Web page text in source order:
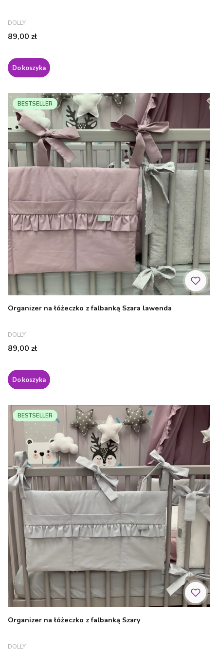
PRODUCENT
DOLLY
Cena
89,00 zł
Do koszyka
BESTSELLER
Organizer na łóżeczko z falbanką Szara lawenda
PRODUCENT
DOLLY
Cena
89,00 zł
Do koszyka
BESTSELLER
Organizer na łóżeczko z falbanką Szary
PRODUCENT
DOLLY